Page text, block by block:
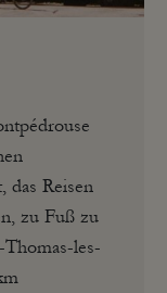
das Reisen
zu Fuß zu
les-